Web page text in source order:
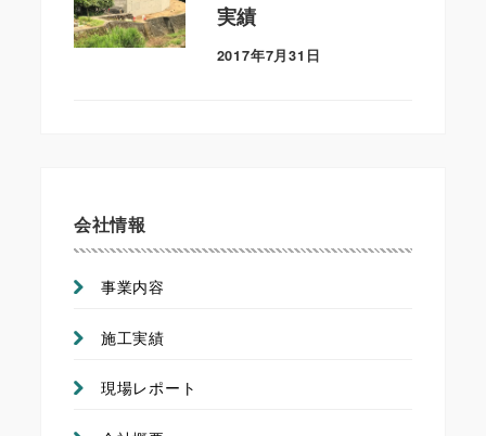
実績
2017年7月31日
会社情報
事業内容
施工実績
現場レポート